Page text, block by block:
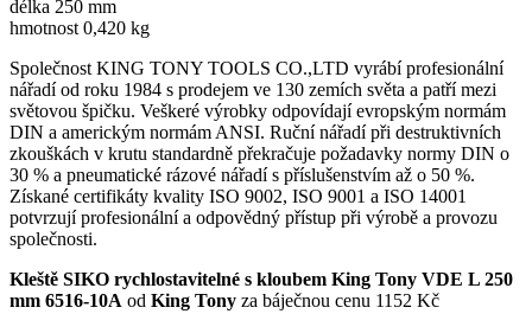
délka 250 mm
hmotnost 0,420 kg
Společnost KING TONY TOOLS CO.,LTD vyrábí profesionální
nářadí od roku 1984 s prodejem ve 130 zemích světa a patří mezi
světovou špičku. Veškeré výrobky odpovídají evropským normám
DIN a americkým normám ANSI. Ruční nářadí při destruktivních
zkouškách v krutu standardně překračuje požadavky normy DIN o
30 % a pneumatické rázové nářadí s příslušenstvím až o 50 %.
Získané certifikáty kvality ISO 9002, ISO 9001 a ISO 14001
potvrzují profesionální a odpovědný přístup při výrobě a provozu
společnosti.
Kleště SIKO rychlostavitelné s kloubem King Tony VDE L 250
mm 6516-10A od King Tony za báječnou cenu 1152 Kč